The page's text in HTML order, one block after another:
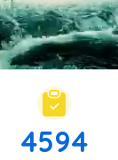
4594